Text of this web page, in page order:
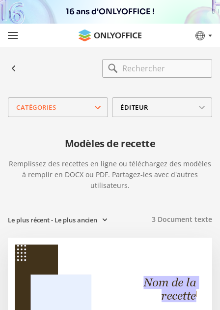
16 ans d'ONLYOFFICE !
CATÉGORIES ÉDITEUR
Modèles de recette
Remplissez des recettes en ligne ou téléchargez des modèles
à remplir en DOCX ou PDF. Partagez-les avec d'autres
utilisateurs.
Le plus récent - Le plus ancien 3 Document texte